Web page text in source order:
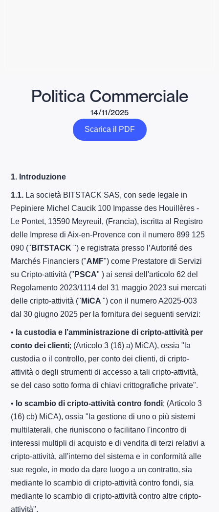
Politica Commerciale
14/11/2025
Scarica il PDF
1. Introduzione
1.1. La società BITSTACK SAS, con sede legale in
Pepiniere Michel Caucik 100 Impasse des Houillères -
Le Pontet, 13590 Meyreuil, (Francia), iscritta al Registro
delle Imprese di Aix-en-Provence con il numero 899 125
090 (" BITSTACK") e registrata presso l’Autorité des
Marchés Financiers ("AMF") come Prestatore di Servizi
su Cripto-attività (" PSCA" ) ai sensi dell'articolo 62 del
Regolamento 2023/1114 del 31 maggio 2023 sui mercati
delle cripto-attività (" MiCA") con il numero A2025-003
dal 30 giugno 2025 per la fornitura dei seguenti servizi:
• la custodia e l’amministrazione di cripto-attività per
conto dei clienti; (Articolo 3 (16) a) MiCA), ossia "la
custodia o il controllo, per conto dei clienti, di cripto-
attività o degli strumenti di accesso a tali cripto-attività,
se del caso sotto forma di chiavi crittografiche private".
• lo scambio di cripto-attività contro fondi; (Articolo 3
(16) cb) MiCA), ossia "la gestione di uno o più sistemi
multilaterali, che riuniscono o facilitano l'incontro di
interessi multipli di acquisto e di vendita di terzi relativi a
cripto-attività, all'interno del sistema e in conformità alle
sue regole, in modo da dare luogo a un contratto, sia
mediante lo scambio di cripto-attività contro fondi, sia
mediante lo scambio di cripto-attività contro altre cripto-
attività".